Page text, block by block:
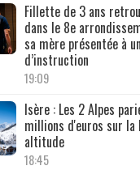
Fillette de 3 ans
dans le 8e
sa mère présentée à
d’instruction
19:09
Isère : Les 2 Alpes
millions d'euros sur la
altitude
18:45